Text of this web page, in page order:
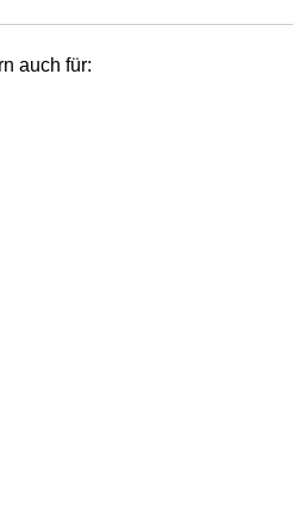
auch für: